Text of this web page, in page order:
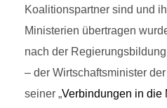
Koalitionspartner sind und
Ministerien übertragen
nach der
– der Wirtschaftsminister
seiner „Verbindungen in die